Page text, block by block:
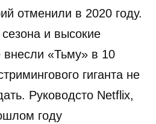
отменили в 2020 году.
и высокие
внесли «Тьму» в 10
гиганта не
Руководсто Netflix,
году